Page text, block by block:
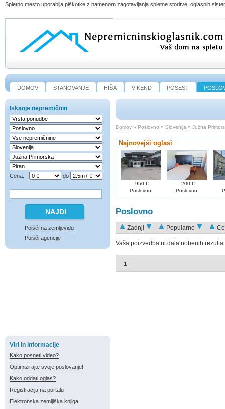
Spletno mesto uporablja piškotke z namenom zagotavljanja spletne storitve, oglasnih
DOMOV STANOVANJE HIŠA VIKEND POSEST
Iskanje nepremičnin
Cena: do
Poišči na zemljevidu
Poišči agencije
Viri in informacije
Kako posneti video?
Optimizirajte svoje poslovanje!
Kako oddati oglas?
Registracija na portalu
Elektronska zemljiška knjiga
Domov » Poslovno » Slovenija » Južna
Najnovejši oglasi
950 €
Poslovno
200 €
Poslovno
Poslovno
Zadnji Popularno
Vaša poizvedba ni dala nobenih
1